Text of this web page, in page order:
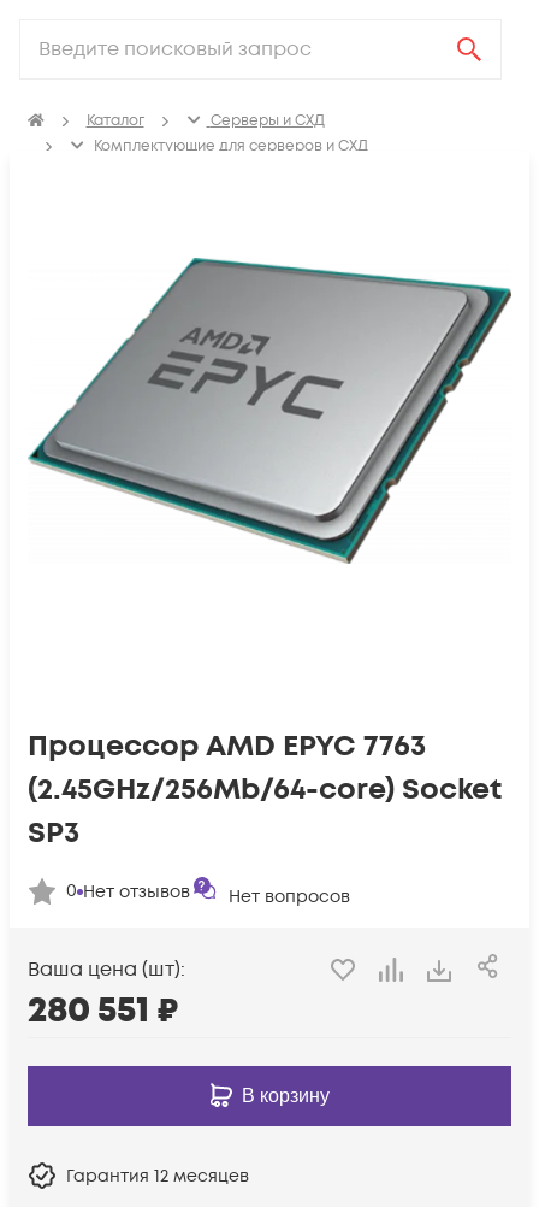
Каталог
Серверы и СХД
Комплектующие для серверов и СХД
Процессор AMD EPYC 7763
(2.45GHz/256Mb/64-core) Socket
SP3
0 Нет отзывов Нет вопросов
Ваша цена (шт):
280 551 ₽
В корзину
Гарантия 12 месяцев